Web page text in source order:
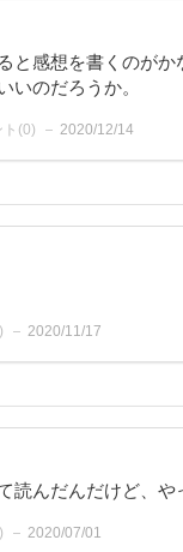
と感想を書くのが
いのだろうか。
ト(0) 2020/12/14
) 2020/11/17
読んだんだけど、
) 2020/07/01